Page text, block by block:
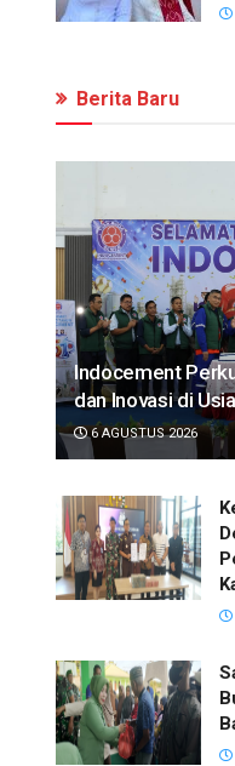
Berita Baru
Indocement
dan Inovasi di
6 AGUSTUS 2026